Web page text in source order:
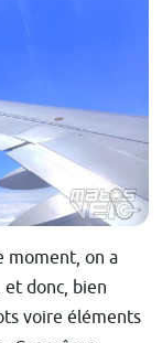
moment, on a
donc, bien
voire éléments